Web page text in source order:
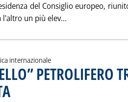
del Consiglio europeo,
l'altro un più elev...
internazionale
PETROLIFERO